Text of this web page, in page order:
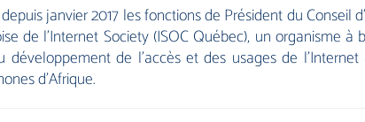
janvier 2017 les fonctions de Président du Conseil
de l’Internet Society (ISOC Québec), un organisme à
de l’accès et des usages de
d’Afrique.